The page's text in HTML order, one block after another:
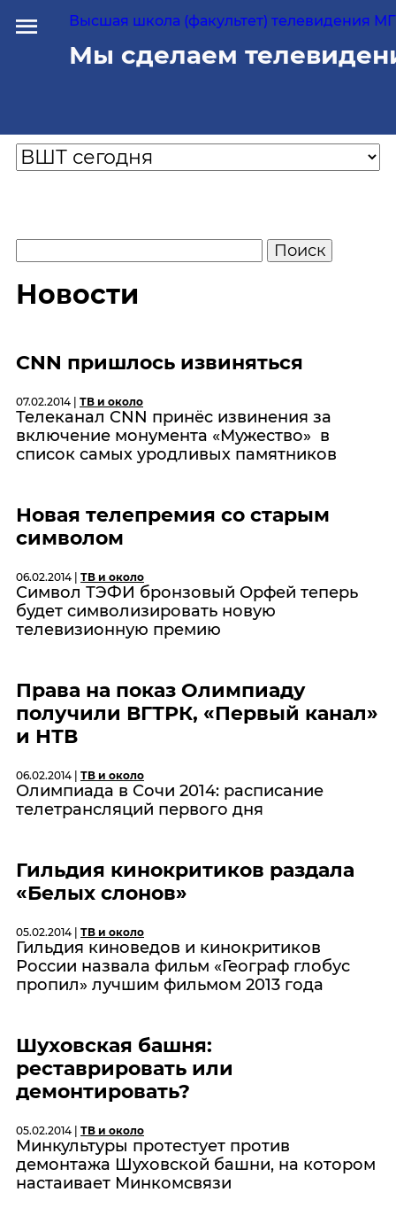
Высшая школа (факультет) телевидения
Мы сделаем
Новости
CNN пришлось извиняться
07.02.2014 | ТВ и около
Телеканал CNN принёс извинения за
включение монумента «Мужество» в
список самых уродливых памятников
Новая телепремия со старым
символом
06.02.2014 | ТВ и около
Символ ТЭФИ бронзовый Орфей теперь
будет символизировать новую
телевизионную премию
Права на показ Олимпиаду
получили ВГТРК, «Первый канал»
и НТВ
06.02.2014 | ТВ и около
Олимпиада в Сочи 2014: расписание
телетрансляций первого дня
Гильдия кинокритиков раздала
«Белых слонов»
05.02.2014 | ТВ и около
Гильдия киноведов и кинокритиков
России назвала фильм «Географ глобус
пропил» лучшим фильмом 2013 года
Шуховская башня:
реставрировать или
демонтировать?
05.02.2014 | ТВ и около
Минкультуры протестует против
демонтажа Шуховской башни, на котором
настаивает Минкомсвязи